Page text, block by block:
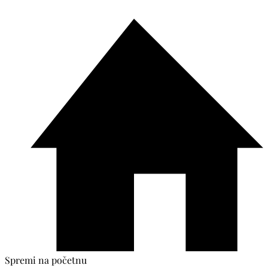
Spremi na početnu